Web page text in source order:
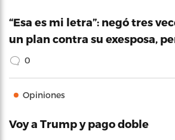
“Esa es mi letra”: negó tres
un plan contra su exesposa,
0
Opiniones
Voy a Trump y pago doble